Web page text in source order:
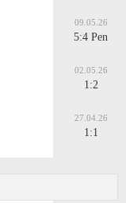
09.05.26
5:4 Pen
02.05.26
1:2
27.04.26
1:1